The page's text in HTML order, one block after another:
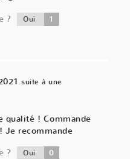
?
Oui 1
suite à une
qualité ! Commande
Je recommande
?
Oui 0